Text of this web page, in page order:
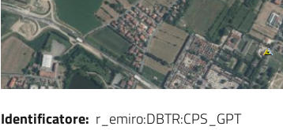
Identificatore: r_emiro:DBTR:CPS_GPT